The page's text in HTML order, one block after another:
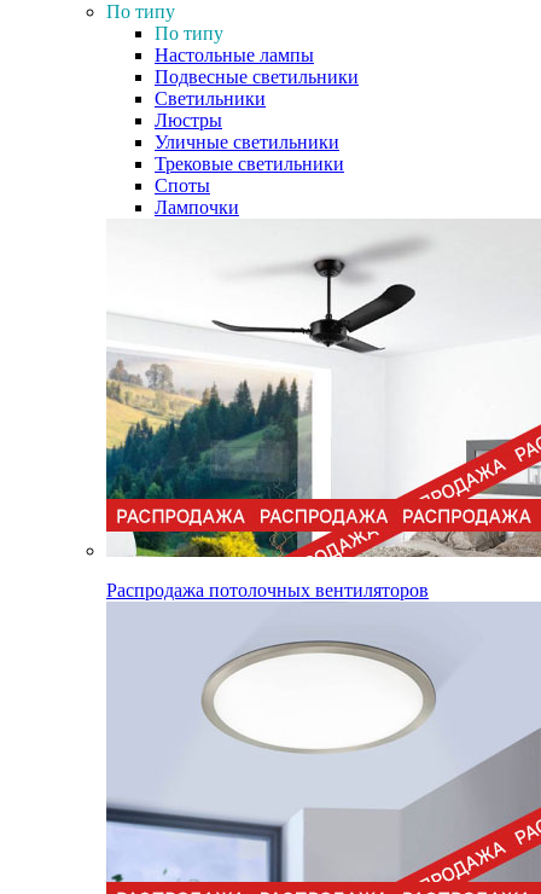
По типу
По типу
Настольные лампы
Подвесные светильники
Светильники
Люстры
Уличные светильники
Трековые светильники
Споты
Лампочки
Распродажа потолочных вентиляторов